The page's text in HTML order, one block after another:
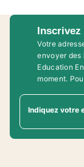
Inscrivez
Votre
envoyer des
Education
moment.
Indiquez votre